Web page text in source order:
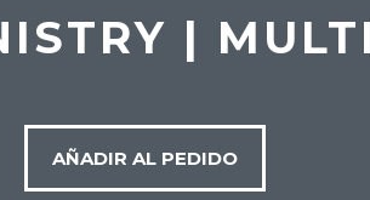
|
AÑADIR AL PEDIDO